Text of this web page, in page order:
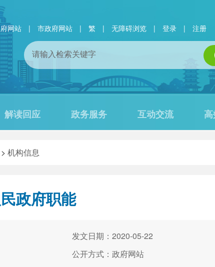
网站 | 市政府网站 | 繁 | 无障碍浏览 | 登录 | 注册
解读回应 政务服务 互动交流
> 机构信息
政府职能
发文日期：2020-05-22
公开方式：政府网站